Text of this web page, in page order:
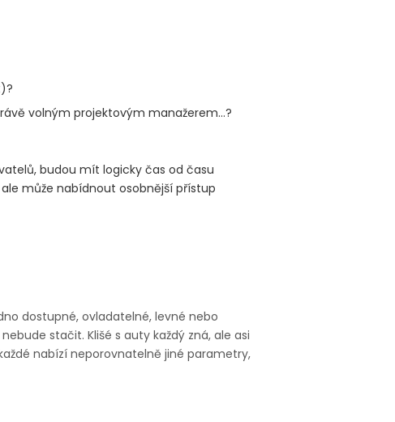
volným projektovým manažerem…?
budou mít logicky čas od času
může nabídnout osobnější přístup
dostupné, ovladatelné, levné nebo
stačit. Klišé s auty každý zná, ale asi
nabízí neporovnatelně jiné parametry,